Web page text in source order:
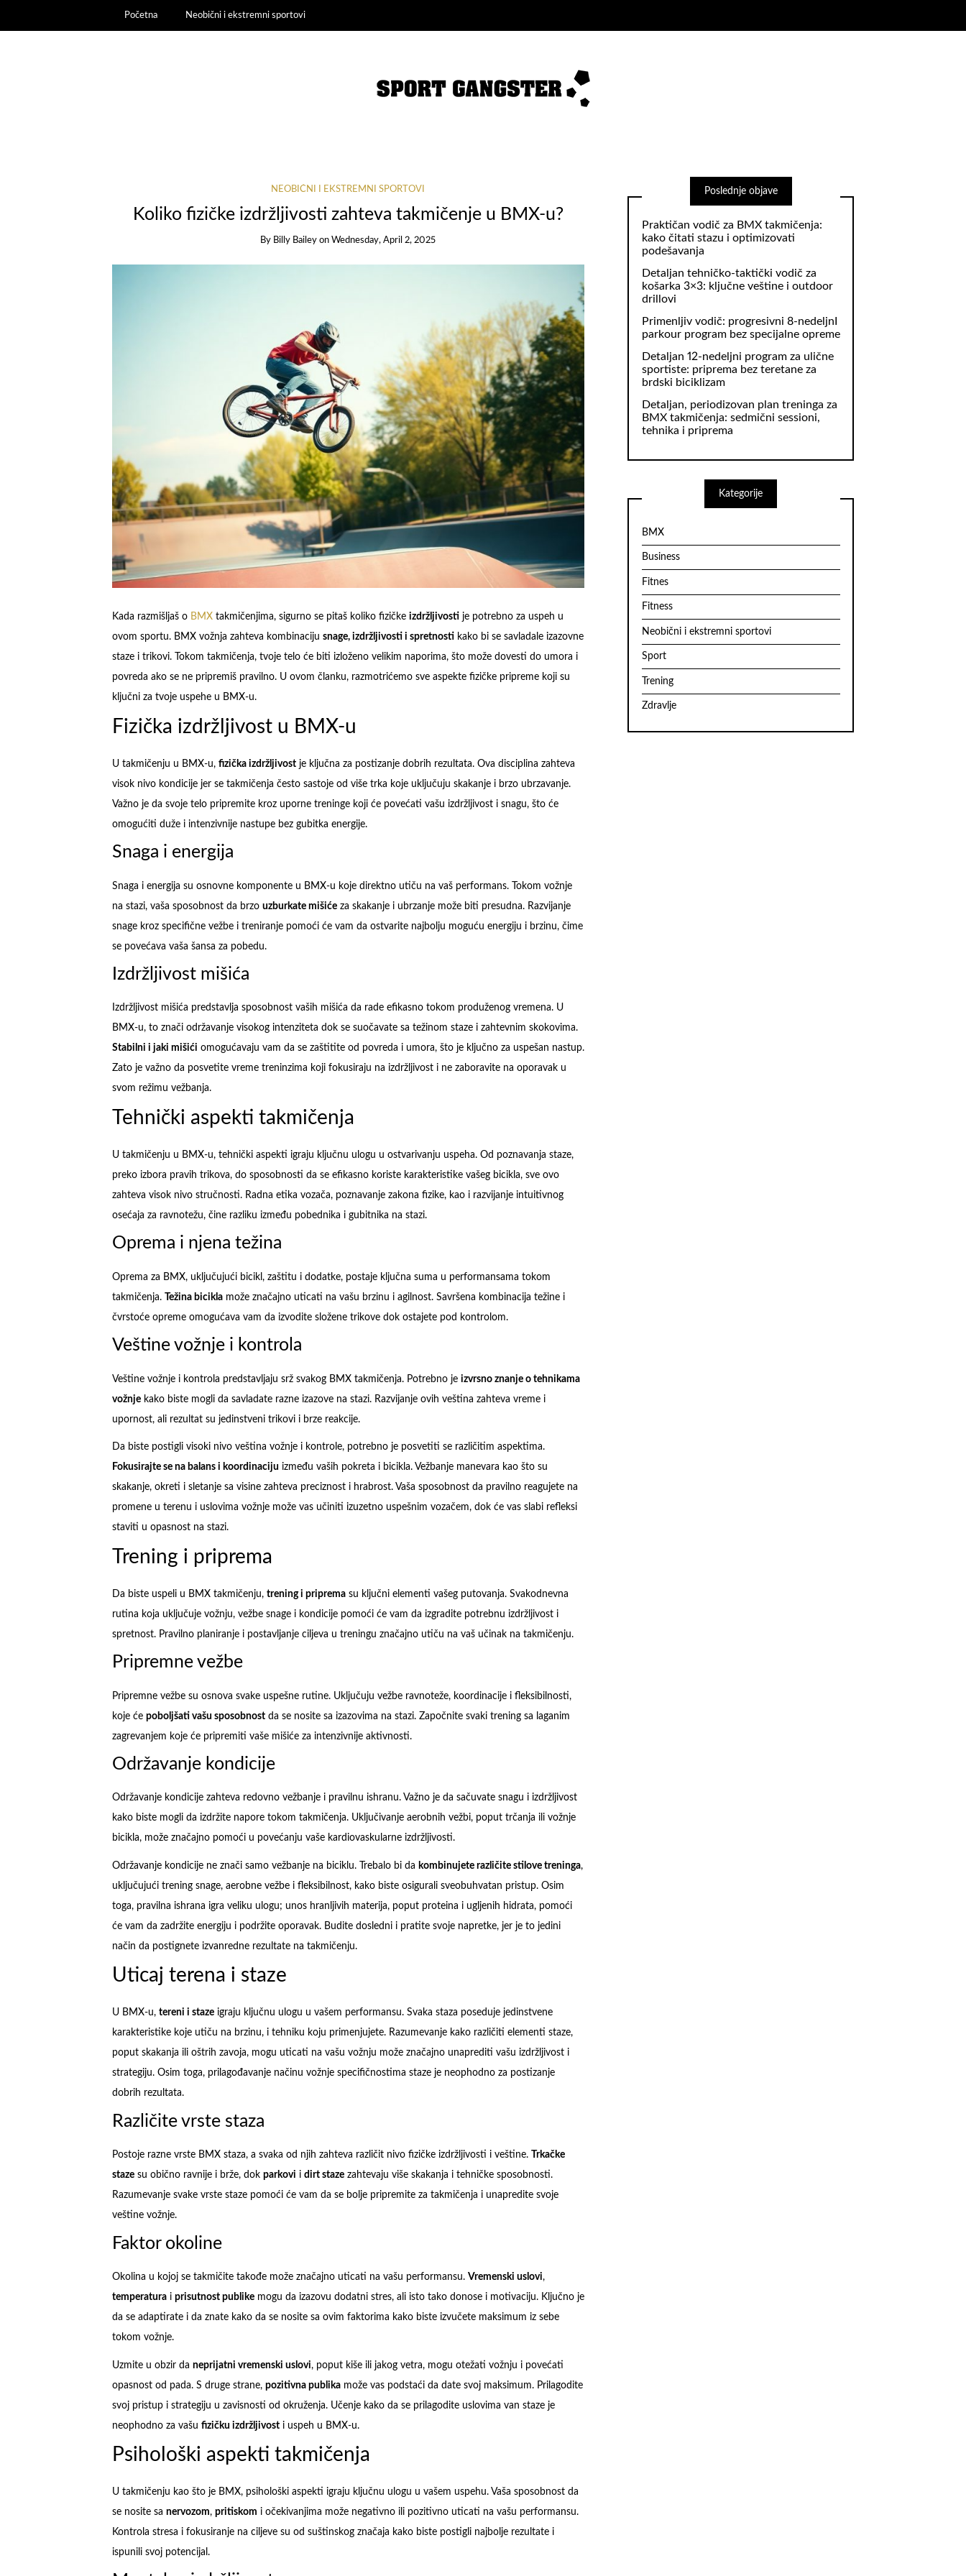
Početna Neobični i ekstremni sportovi
NEOBIČNI I EKSTREMNI SPORTOVI
Koliko fizičke izdržljivosti zahteva takmičenje u BMX-u?
By Billy Bailey onWednesday, April 2, 2025
Kada razmišljaš o BMXtakmičenjima, sigurno se pitaš koliko fizičke izdržljivostije potrebno za uspeh u
ovom sportu. BMX vožnja zahteva kombinaciju snage, izdržljivosti i spretnostikako bi se savladale izazovne
staze i trikovi. Tokom takmičenja, tvoje telo će biti izloženo velikim naporima, što može dovesti do umora i
povreda ako se ne pripremiš pravilno. U ovom članku, razmotrićemo sve aspekte fizičke pripreme koji su
ključni za tvoje uspehe u BMX-u.
Fizička izdržljivost u BMX-u
U takmičenju u BMX-u, fizička izdržljivostje ključna za postizanje dobrih rezultata. Ova disciplina zahteva
visok nivo kondicije jer se takmičenja često sastoje od više trka koje uključuju skakanje i brzo ubrzavanje.
Važno je da svoje telo pripremite kroz uporne treninge koji će povećati vašu izdržljivost i snagu, što će
omogućiti duže i intenzivnije nastupe bez gubitka energije.
Snaga i energija
Snaga i energija su osnovne komponente u BMX-u koje direktno utiču na vaš performans. Tokom vožnje
na stazi, vaša sposobnost da brzo uzburkate mišićeza skakanje i ubrzanje može biti presudna. Razvijanje
snage kroz specifične vežbe i treniranje pomoći će vam da ostvarite najbolju moguću energiju i brzinu, čime
se povećava vaša šansa za pobedu.
Izdržljivost mišića
Izdržljivost mišića predstavlja sposobnost vaših mišića da rade efikasno tokom produženog vremena. U
BMX-u, to znači održavanje visokog intenziteta dok se suočavate sa težinom staze i zahtevnim skokovima.
Stabilni i jaki mišići omogućavaju vam da se zaštitite od povreda i umora, što je ključno za uspešan nastup.
Zato je važno da posvetite vreme treninzima koji fokusiraju na izdržljivost i ne zaboravite na oporavak u
svom režimu vežbanja.
Tehnički aspekti takmičenja
U takmičenju u BMX-u, tehnički aspekti igraju ključnu ulogu u ostvarivanju uspeha. Od poznavanja staze,
preko izbora pravih trikova, do sposobnosti da se efikasno koriste karakteristike vašeg bicikla, sve ovo
zahteva visok nivo stručnosti. Radna etika vozača, poznavanje zakona fizike, kao i razvijanje intuitivnog
osećaja za ravnotežu, čine razliku između pobednika i gubitnika na stazi.
Oprema i njena težina
Oprema za BMX, uključujući bicikl, zaštitu i dodatke, postaje ključna suma u performansama tokom
takmičenja. Težina biciklamože značajno uticati na vašu brzinu i agilnost. Savršena kombinacija težine i
čvrstoće opreme omogućava vam da izvodite složene trikove dok ostajete pod kontrolom.
Veštine vožnje i kontrola
Veštine vožnje i kontrola predstavljaju srž svakog BMX takmičenja. Potrebno je izvrsno znanje o tehnikama
vožnjekako biste mogli da savladate razne izazove na stazi. Razvijanje ovih veština zahteva vreme i
upornost, ali rezultat su jedinstveni trikovi i brze reakcije.
Da biste postigli visoki nivo veština vožnje i kontrole, potrebno je posvetiti se različitim aspektima.
Fokusirajte se na balans i koordinaciju između vaših pokreta i bicikla. Vežbanje manevara kao što su
skakanje, okreti i sletanje sa visine zahteva preciznost i hrabrost. Vaša sposobnost da pravilno reagujete na
promene u terenu i uslovima vožnje može vas učiniti izuzetno uspešnim vozačem, dok će vas slabi refleksi
staviti u opasnost na stazi.
Trening i priprema
Da biste uspeli u BMX takmičenju, trening i pripremasu ključni elementi vašeg putovanja. Svakodnevna
rutina koja uključuje vožnju, vežbe snage i kondicije pomoći će vam da izgradite potrebnu izdržljivost i
spretnost. Pravilno planiranje i postavljanje ciljeva u treningu značajno utiču na vaš učinak na takmičenju.
Pripremne vežbe
Pripremne vežbe su osnova svake uspešne rutine. Uključuju vežbe ravnoteže, koordinacije i fleksibilnosti,
koje će poboljšati vašu sposobnostda se nosite sa izazovima na stazi. Započnite svaki trening sa laganim
zagrevanjem koje će pripremiti vaše mišiće za intenzivnije aktivnosti.
Održavanje kondicije
Održavanje kondicije zahteva redovno vežbanje i pravilnu ishranu. Važno je da sačuvate snagu i izdržljivost
kako biste mogli da izdržite napore tokom takmičenja. Uključivanje aerobnih vežbi, poput trčanja ili vožnje
bicikla, može značajno pomoći u povećanju vaše kardiovaskularne izdržljivosti.
Održavanje kondicije ne znači samo vežbanje na biciklu. Trebalo bi da kombinujete različite stilove treninga,
uključujući trening snage, aerobne vežbe i fleksibilnost, kako biste osigurali sveobuhvatan pristup. Osim
toga, pravilna ishrana igra veliku ulogu; unos hranljivih materija, poput proteina i ugljenih hidrata, pomoći
će vam da zadržite energiju i podržite oporavak. Budite dosledni i pratite svoje napretke, jer je to jedini
način da postignete izvanredne rezultate na takmičenju.
Uticaj terena i staze
U BMX-u, tereni i stazeigraju ključnu ulogu u vašem performansu. Svaka staza poseduje jedinstvene
karakteristike koje utiču na brzinu, i tehniku koju primenjujete. Razumevanje kako različiti elementi staze,
poput skakanja ili oštrih zavoja, mogu uticati na vašu vožnju može značajno unaprediti vašu izdržljivost i
strategiju. Osim toga, prilagođavanje načinu vožnje specifičnostima staze je neophodno za postizanje
dobrih rezultata.
Različite vrste staza
Postoje razne vrste BMX staza, a svaka od njih zahteva različit nivo fizičke izdržljivosti i veštine.
Trkačke
stazesu obično ravnije i brže, dok parkovi i dirt stazezahtevaju više skakanja i tehničke sposobnosti.
Razumevanje svake vrste staze pomoći će vam da se bolje pripremite za takmičenja i unapredite svoje
veštine vožnje.
Faktor okoline
Okolina u kojoj se takmičite takođe može značajno uticati na vašu performansu. Vremenski uslovi,
temperaturai prisutnost publikemogu da izazovu dodatni stres, ali isto tako donose i motivaciju. Ključno je
da se adaptirate i da znate kako da se nosite sa ovim faktorima kako biste izvučete maksimum iz sebe
tokom vožnje.
Uzmite u obzir da neprijatni vremenski uslovi, poput kiše ili jakog vetra, mogu otežati vožnju i povećati
opasnost od pada. S druge strane, pozitivna publikamože vas podstaći da date svoj maksimum. Prilagodite
svoj pristup i strategiju u zavisnosti od okruženja. Učenje kako da se prilagodite uslovima van staze je
neophodno za vašu fizičku izdržljivosti uspeh u BMX-u.
Psihološki aspekti takmičenja
U takmičenju kao što je BMX, psihološki aspekti igraju ključnu ulogu u vašem uspehu. Vaša sposobnost da
se nosite sa nervozom, pritiskom i očekivanjima može negativno ili pozitivno uticati na vašu performansu.
Kontrola stresa i fokusiranje na ciljeve su od suštinskog značaja kako biste postigli najbolje rezultate i
ispunili svoj potencijal.
Poslednje objave
Praktičan vodič za BMX takmičenja:
kako čitati stazu i optimizovati
podešavanja
Detaljan tehničko‑taktički vodič za
košarka 3×3: ključne veštine i outdoor
drillovi
Primenljiv vodič: progresivni 8‑nedeljnI
parkour program bez specijalne opreme
Detaljan 12-nedeljni program za ulične
sportiste: priprema bez teretane za
brdski biciklizam
Detaljan, periodizovan plan treninga za
BMX takmičenja: sedmični sessioni,
tehnika i priprema
Kategorije
BMX
Business
Fitnes
Fitness
Neobični i ekstremni sportovi
Sport
Trening
Zdravlje